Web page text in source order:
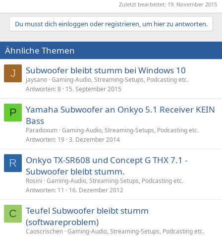
Zuletzt bearbeitet: 19. November 2015
Du musst dich einloggen oder registrieren, um hier zu antworten.
Ähnliche Themen
J Subwoofer bleibt stumm bei Windows 10
jaysano Gaming-Audio, Streaming-Setups, Podcasting etc.
Antworten 8 15. September 2015
P
Yamaha Subwoofer an Onkyo 5.1 Receiver KEIN
Bass
Paradoxum Gaming-Audio, Streaming-Setups, Podcasting etc.
Antworten 19 3. Dezember 2014
R
Onkyo TX-SR608 und Concept G THX 7.1 -
Subwoofer bleibt stumm.
Rosini Gaming-Audio, Streaming-Setups, Podcasting etc.
Antworten 11 16. Dezember 2012
C
Teufel Subwoofer bleibt stumm
(softwareproblem)
Caoscrischen Gaming-Audio, Streaming-Setups, Podcasting etc.